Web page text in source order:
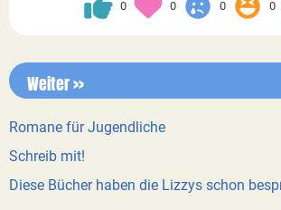
0 0 0 0
Weiter >>
Romane für Jugendliche
Schreib mit!
Diese Bücher haben die Lizzys schon